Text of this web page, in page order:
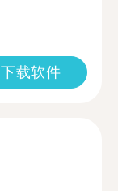
下载软件